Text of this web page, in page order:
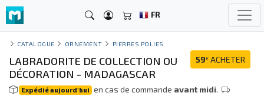
FR
CATALOGUE ORNEMENT PIERRES POLIES
59€ ACHETER
LABRADORITE DE COLLECTION OU
DÉCORATION - MADAGASCAR
Expédié aujourd'hui en cas de commande avant midi.